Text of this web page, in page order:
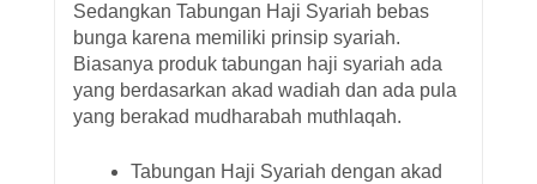
Sedangkan Tabungan Haji Syariah bebas
bunga karena memiliki prinsip syariah.
Biasanya produk tabungan haji syariah ada
yang berdasarkan akad wadiah dan ada pula
yang berakad mudharabah muthlaqah.
Tabungan Haji Syariah dengan akad